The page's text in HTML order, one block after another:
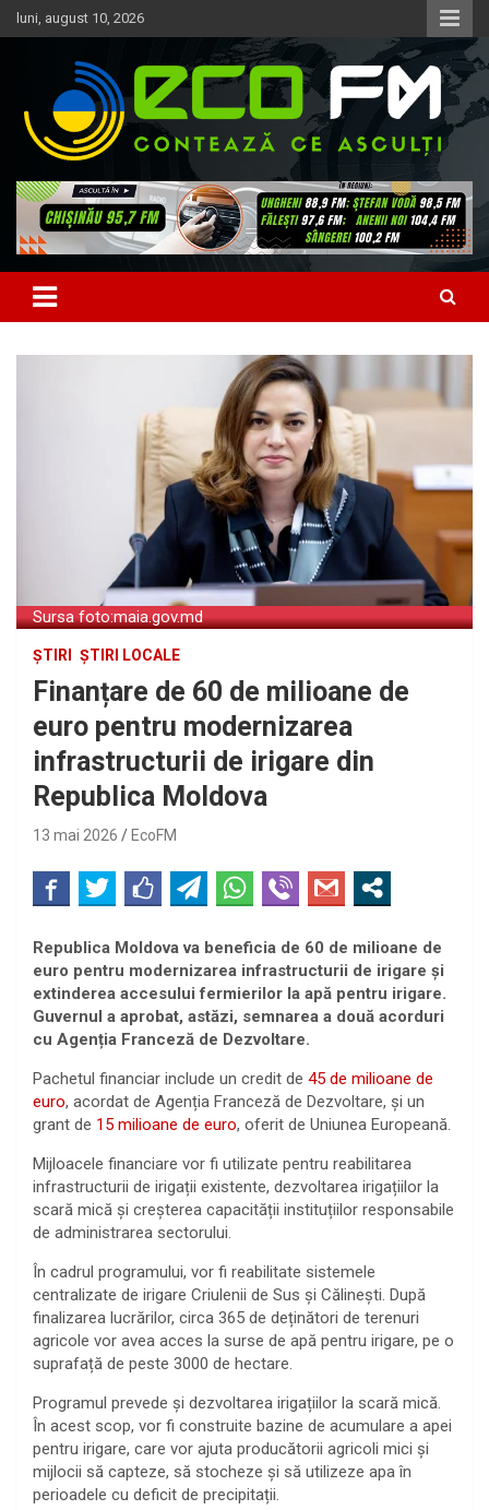
Skip
to
luni, august 10, 2026
EcoFM
Sursa foto:maia.gov.md
ȘTIRI ȘTIRI LOCALE
Finanțare de 60 de milioane de
euro pentru modernizarea
infrastructurii de irigare din
Republica Moldova
13 mai 2026 EcoFM
Republica Moldova va beneficia de 60 de milioane de
euro pentru modernizarea infrastructurii de irigare și
extinderea accesului fermierilor la apă pentru irigare.
Guvernul a aprobat, astăzi, semnarea a două acorduri
cu Agenția Franceză de Dezvoltare.
Pachetul financiar include un credit de 45 de milioane de
euro, acordat de Agenția Franceză de Dezvoltare, și un
grant de 15 milioane de euro, oferit de Uniunea Europeană.
Mijloacele financiare vor fi utilizate pentru reabilitarea
infrastructurii de irigații existente, dezvoltarea irigațiilor la
scară mică și creșterea capacității instituțiilor responsabile
de administrarea sectorului.
În cadrul programului, vor fi reabilitate sistemele
centralizate de irigare Criulenii de Sus și Călinești. După
finalizarea lucrărilor, circa 365 de deținători de terenuri
agricole vor avea acces la surse de apă pentru irigare, pe o
suprafață de peste 3000 de hectare.
Programul prevede și dezvoltarea irigațiilor la scară mică.
În acest scop, vor fi construite bazine de acumulare a apei
pentru irigare, care vor ajuta producătorii agricoli mici și
mijlocii să capteze, să stocheze și să utilizeze apa în
perioadele cu deficit de precipitații.